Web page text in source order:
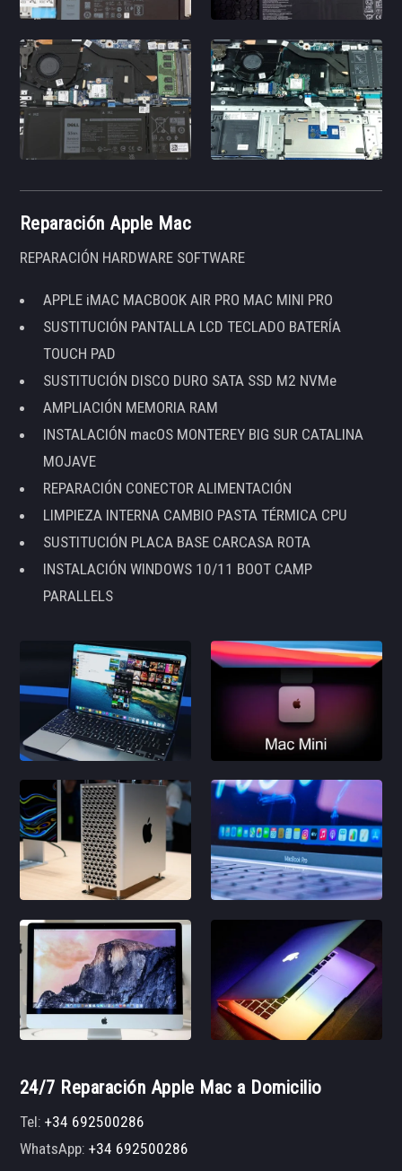
Reparación Apple Mac
REPARACIÓN HARDWARE SOFTWARE
APPLE iMAC MACBOOK AIR PRO MAC MINI PRO
SUSTITUCIÓN PANTALLA LCD TECLADO BATERÍA
TOUCH PAD
SUSTITUCIÓN DISCO DURO SATA SSD M2 NVMe
AMPLIACIÓN MEMORIA RAM
INSTALACIÓN macOS MONTEREY BIG SUR CATALINA
MOJAVE
REPARACIÓN CONECTOR ALIMENTACIÓN
LIMPIEZA INTERNA CAMBIO PASTA TÉRMICA CPU
SUSTITUCIÓN PLACA BASE CARCASA ROTA
INSTALACIÓN WINDOWS 10/11 BOOT CAMP
PARALLELS
24/7 Reparación Apple Mac a Domicilio
Tel:+34 692500286
WhatsApp:+34 692500286